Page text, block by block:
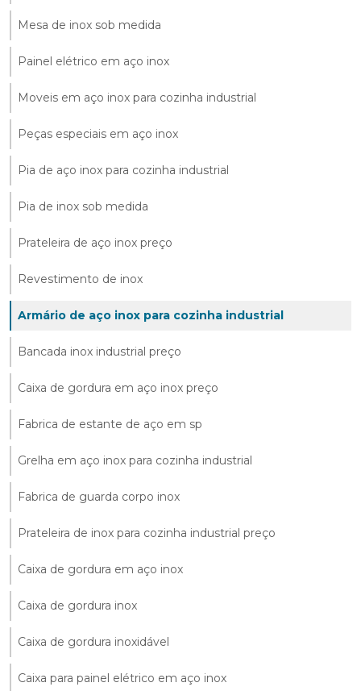
Mesa de inox sob medida
Painel elétrico em aço inox
Moveis em aço inox para cozinha industrial
Peças especiais em aço inox
Pia de aço inox para cozinha industrial
Pia de inox sob medida
Prateleira de aço inox preço
Revestimento de inox
Armário de aço inox para cozinha industrial
Bancada inox industrial preço
Caixa de gordura em aço inox preço
Fabrica de estante de aço em sp
Grelha em aço inox para cozinha industrial
Fabrica de guarda corpo inox
Prateleira de inox para cozinha industrial preço
Caixa de gordura em aço inox
Caixa de gordura inox
Caixa de gordura inoxidável
Caixa para painel elétrico em aço inox